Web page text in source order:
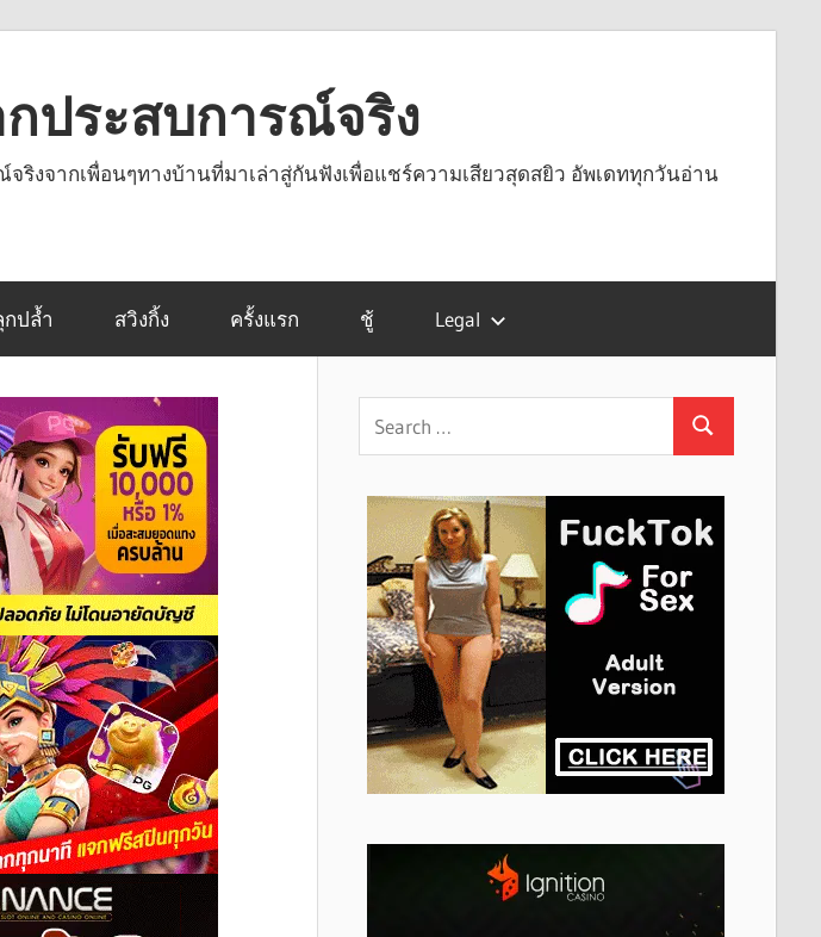
กประสบการณ์จริง
ริงจากเพื่อนๆทางบ้านที่มาเล่าสู่กันฟังเพื่อแชร์ความเสียวสุดสยิว อัพเดททุกวันอ่าน
ปล้ำ สวิงกิ้ง ครั้งแรก ชู้ Legal